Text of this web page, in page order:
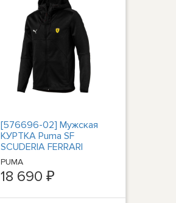
[576696-02] Мужская
КУРТКА Puma SF
SCUDERIA FERRARI
STREET SOFTSHELL
PUMA
18 690 ₽